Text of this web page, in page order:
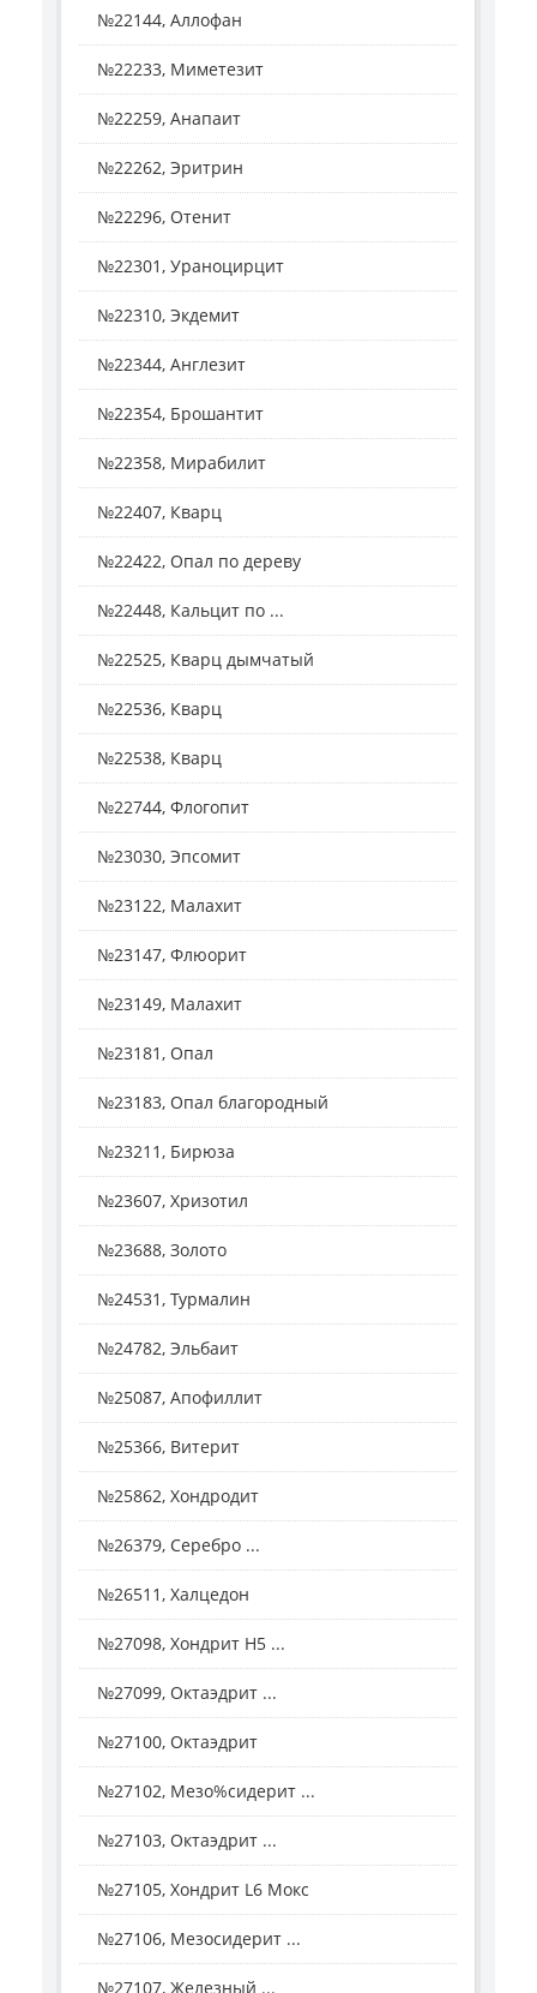
№22144, Аллофан
№22233, Миметезит
№22259, Анапаит
№22262, Эритрин
№22296, Отенит
№22301, Ураноцирцит
№22310, Экдемит
№22344, Англезит
№22354, Брошантит
№22358, Мирабилит
№22407, Кварц
№22422, Опал по дереву
№22448, Кальцит по ...
№22525, Кварц дымчатый
№22536, Кварц
№22538, Кварц
№22744, Флогопит
№23030, Эпсомит
№23122, Малахит
№23147, Флюорит
№23149, Малахит
№23181, Опал
№23183, Опал благородный
№23211, Бирюза
№23607, Хризотил
№23688, Золото
№24531, Турмалин
№24782, Эльбаит
№25087, Апофиллит
№25366, Витерит
№25862, Хондродит
№26379, Серебро ...
№26511, Халцедон
№27098, Хондрит H5 ...
№27099, Октаэдрит ...
№27100, Октаэдрит
№27102, Мезо%сидерит ...
№27103, Октаэдрит ...
№27105, Хондрит L6 Мокс
№27106, Мезосидерит ...
№27107, Железный ...